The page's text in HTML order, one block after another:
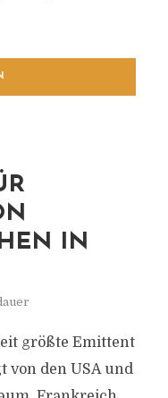
IN
größte Emittent
von den USA und